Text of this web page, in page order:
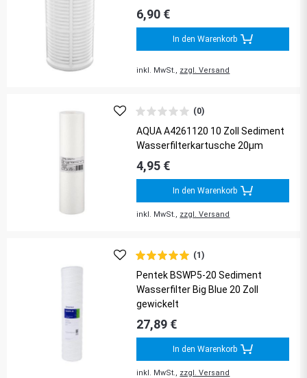
6,90 €
In den Warenkorb
inkl. MwSt., zzgl. Versand
(0)
AQUA A4261120 10 Zoll Sediment
Wasserfilterkartusche 20µm
4,95 €
In den Warenkorb
inkl. MwSt., zzgl. Versand
(1)
Pentek BSWP5-20 Sediment
Wasserfilter Big Blue 20 Zoll
gewickelt
27,89 €
In den Warenkorb
inkl. MwSt., zzgl. Versand